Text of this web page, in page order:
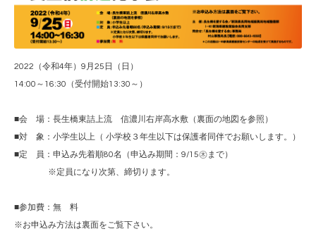
2022（令和4年）9月25日（日）
14:00～16:30（受付開始13:30～）
■会 場：長生橋東詰上流 信濃川右岸高水敷（裏面の地図を参照）
■対 象：小学生以上（ 小学校３年生以下は保護者同伴でお願いします。）
■定 員：申込み先着順80名（申込み期間：9/15㊍まで）
※定員になり次第、締切ります。
■参加費：無 料
※お申込み方法は裏面をご覧下さい。